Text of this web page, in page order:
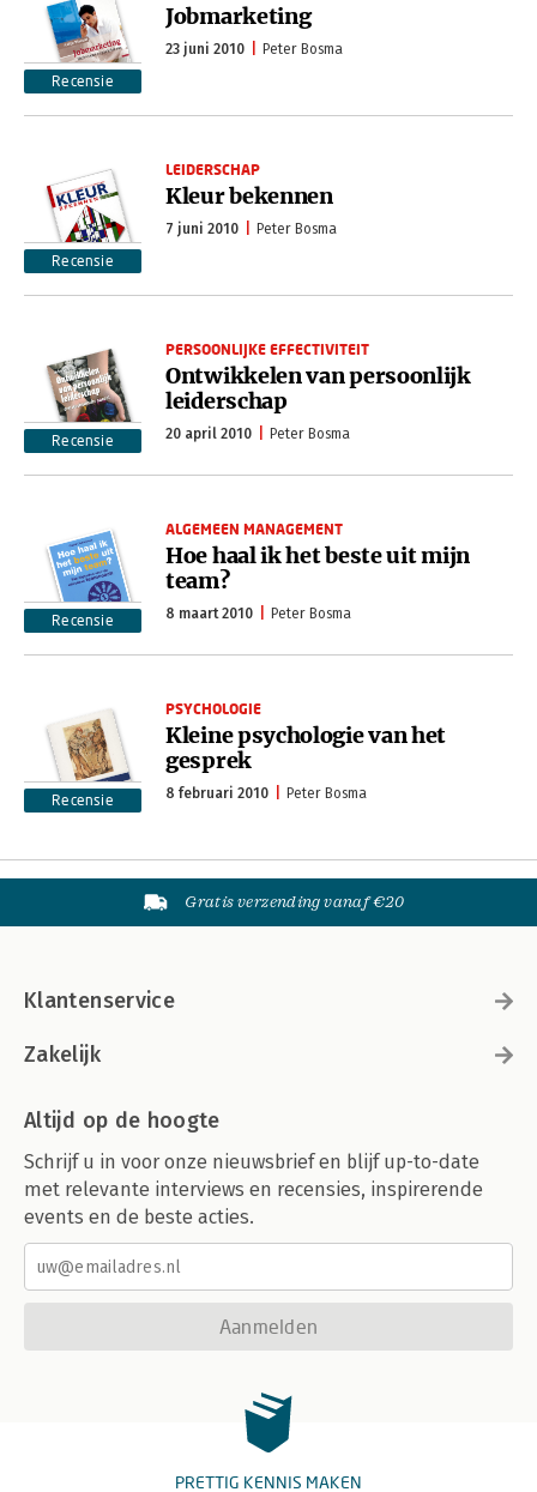
Recensie
Jobmarketing
23 juni 2010 Peter Bosma
Recensie
LEIDERSCHAP
Kleur bekennen
7 juni 2010 Peter Bosma
Recensie
PERSOONLIJKE EFFECTIVITEIT
Ontwikkelen van persoonlijk
leiderschap
20 april 2010 Peter Bosma
Recensie
ALGEMEEN MANAGEMENT
Hoe haal ik het beste uit mijn
team?
8 maart 2010 Peter Bosma
Recensie
PSYCHOLOGIE
Kleine psychologie van het
gesprek
8 februari 2010 Peter Bosma
Gratis verzending vanaf €20
Klantenservice
Zakelijk
Altijd op de hoogte
Schrijf u in voor onze nieuwsbrief en blijf up-to-date
met relevante interviews en recensies, inspirerende
events en de beste acties.
Aanmelden
PRETTIG KENNIS MAKEN